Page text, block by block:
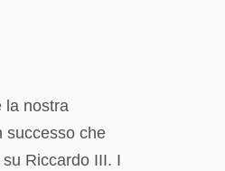
la nostra
successo che
Riccardo III. I